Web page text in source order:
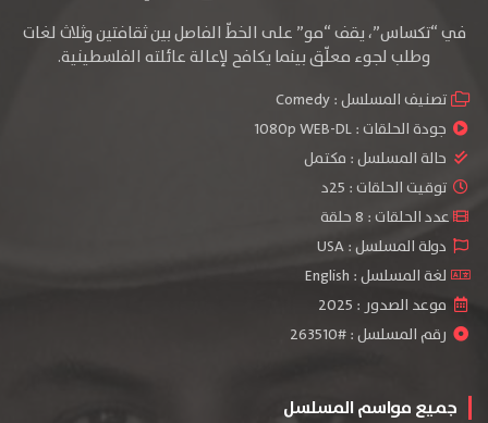
في “تكساس”، يقف “مو” على الخطّ الفاصل بين ثقافتين وثلاث لغات
وطلب لجوء معلّق بينما يكافح لإعالة عائلته الفلسطينية.
تصنيف المسلسل :Comedy
جودة الحلقات :1080p WEB-DL
حالة المسلسل : مكتمل
توقيت الحلقات : 25د
عدد الحلقات : 8 حلقة
دولة المسلسل : USA
لغة المسلسل : English
موعد الصدور : 2025
رقم المسلسل : #263510
جميع مواسم المسلسل